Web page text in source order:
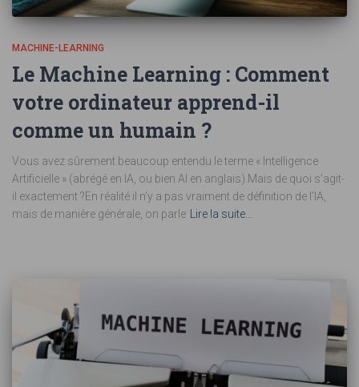
MACHINE-LEARNING
Le Machine Learning : Comment
votre ordinateur apprend-il
comme un humain ?
Vous avez sûrement beaucoup entendu le terme « Intelligence
Artificielle » (abrégé en IA, ou bien AI en anglais).Mais de quoi s’agit-
il exactement ?En réalité il n’y a pas vraiment de définition de l’IA,
mais de manière générale, on parle
Lire la suite…